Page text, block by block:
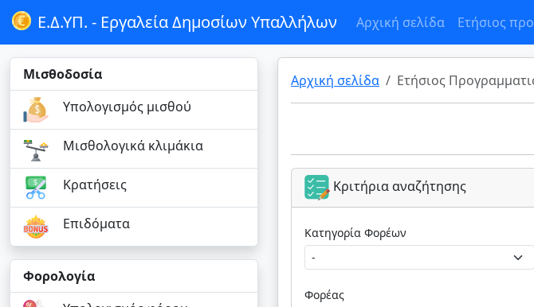
Ε.Δ.ΥΠ. - Εργαλεία Δημοσίων Υπαλλήλων Αρχική σελίδα Ετήσιος
Μισθοδοσία
Υπολογισμός μισθού
Μισθολογικά κλιμάκια
Κρατήσεις
Επιδόματα
Φορολογία
Αρχική σελίδα Ετήσιος
Κριτήρια αναζήτησης
Κατηγορία Φορέων
Φορέας